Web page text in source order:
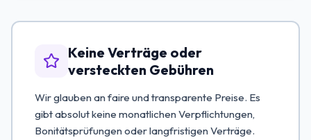
Keine Verträge oder
versteckten Gebühren
Wir glauben an faire und transparente Preise. Es
gibt absolut keine monatlichen Verpflichtungen,
Bonitätsprüfungen oder langfristigen Verträge.